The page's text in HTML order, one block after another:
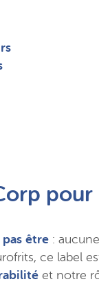
pour
être:
ce label
et notre